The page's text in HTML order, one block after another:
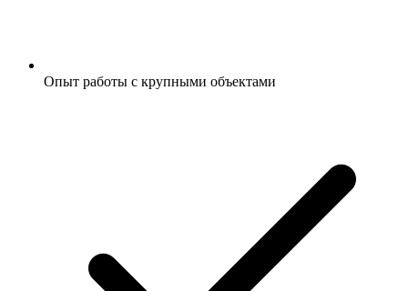
Опыт работы с крупными объектами